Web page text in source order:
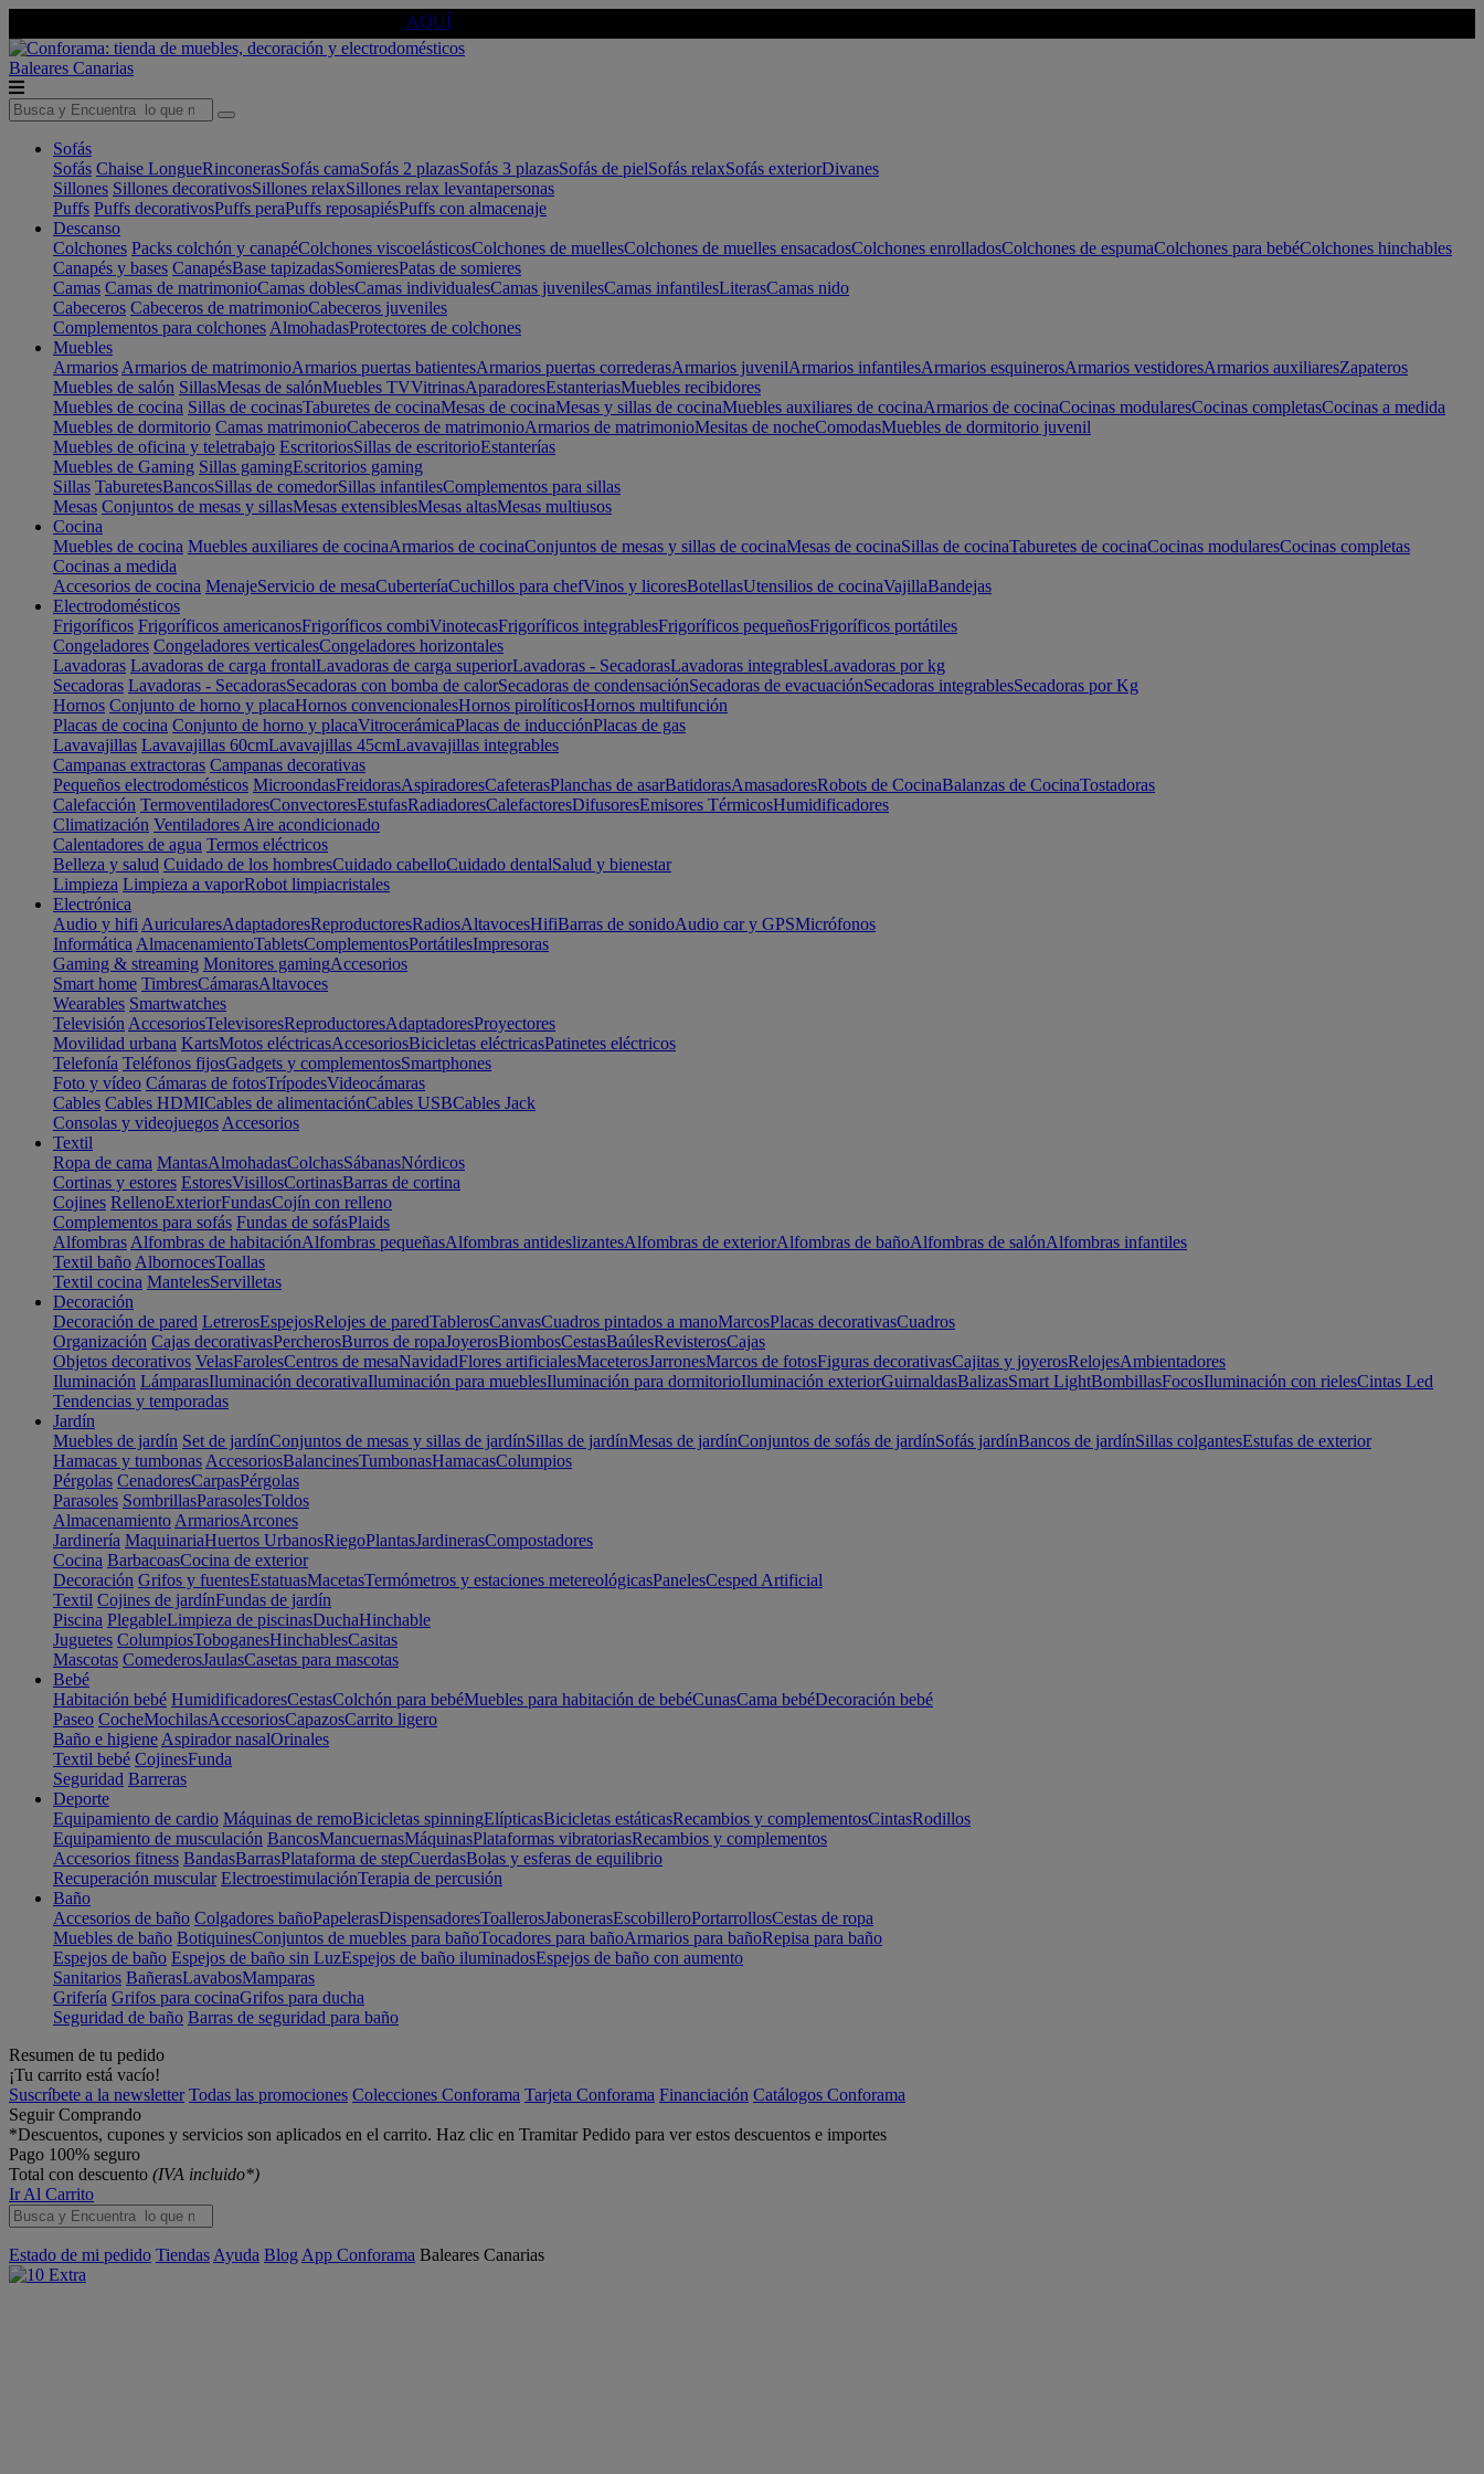
AQUÍ
Baleares Canarias
Sofás
Sofás Chaise LongueRinconerasSofás camaSofás 2 plazasSofás 3 plazasSofás de pielSofás relaxSofás exteriorDivanes
Sillones Sillones decorativosSillones relaxSillones relax levantapersonas
Puffs Puffs decorativosPuffs peraPuffs reposapiésPuffs con almacenaje
Descanso
Colchones Packs colchón y canapéColchones viscoelásticosColchones de muellesColchones de muelles ensacadosColchones enrolladosColchones de espumaColchones para bebéColchones hinchables
Canapés y bases CanapésBase tapizadasSomieresPatas de somieres
Camas Camas de matrimonioCamas doblesCamas individualesCamas juvenilesCamas infantilesLiterasCamas nido
Cabeceros Cabeceros de matrimonioCabeceros juveniles
Complementos para colchones AlmohadasProtectores de colchones
Muebles
Armarios Armarios de matrimonioArmarios puertas batientesArmarios puertas correderasArmarios juvenilArmarios infantilesArmarios esquinerosArmarios vestidoresArmarios auxiliaresZapateros
Muebles de salón SillasMesas de salónMuebles TVVitrinasAparadoresEstanteriasMuebles recibidores
Muebles de cocina Sillas de cocinasTaburetes de cocinaMesas de cocinaMesas y sillas de cocinaMuebles auxiliares de cocinaArmarios de cocinaCocinas modularesCocinas completasCocinas a medida
Muebles de dormitorio Camas matrimonioCabeceros de matrimonioArmarios de matrimonioMesitas de nocheComodasMuebles de dormitorio juvenil
Muebles de oficina y teletrabajo EscritoriosSillas de escritorioEstanterías
Muebles de Gaming Sillas gamingEscritorios gaming
Sillas TaburetesBancosSillas de comedorSillas infantilesComplementos para sillas
Mesas Conjuntos de mesas y sillasMesas extensiblesMesas altasMesas multiusos
Cocina
Muebles de cocina Muebles auxiliares de cocinaArmarios de cocinaConjuntos de mesas y sillas de cocinaMesas de cocinaSillas de cocinaTaburetes de cocinaCocinas modularesCocinas completas
Cocinas a medida
Accesorios de cocina MenajeServicio de mesaCuberteríaCuchillos para chefVinos y licoresBotellasUtensilios de cocinaVajillaBandejas
Electrodomésticos
Frigoríficos Frigoríficos americanosFrigoríficos combiVinotecasFrigoríficos integrablesFrigoríficos pequeñosFrigoríficos portátiles
Congeladores Congeladores verticalesCongeladores horizontales
Lavadoras Lavadoras de carga frontalLavadoras de carga superiorLavadoras - SecadorasLavadoras integrablesLavadoras por kg
Secadoras Lavadoras - SecadorasSecadoras con bomba de calorSecadoras de condensaciónSecadoras de evacuaciónSecadoras integrablesSecadoras por Kg
Hornos Conjunto de horno y placaHornos convencionalesHornos pirolíticosHornos multifunción
Placas de cocina Conjunto de horno y placaVitrocerámicaPlacas de inducciónPlacas de gas
Lavavajillas Lavavajillas 60cmLavavajillas 45cmLavavajillas integrables
Campanas extractoras Campanas decorativas
Pequeños electrodomésticos MicroondasFreidorasAspiradoresCafeterasPlanchas de asarBatidorasAmasadoresRobots de CocinaBalanzas de CocinaTostadoras
Calefacción TermoventiladoresConvectoresEstufasRadiadoresCalefactoresDifusoresEmisores TérmicosHumidificadores
Climatización Ventiladores Aire acondicionado
Calentadores de agua Termos eléctricos
Belleza y salud Cuidado de los hombresCuidado cabelloCuidado dentalSalud y bienestar
Limpieza Limpieza a vaporRobot limpiacristales
Electrónica
Audio y hifi AuricularesAdaptadoresReproductoresRadiosAltavocesHifiBarras de sonidoAudio car y GPSMicrófonos
Informática AlmacenamientoTabletsComplementosPortátilesImpresoras
Gaming & streaming Monitores gamingAccesorios
Smart home TimbresCámarasAltavoces
Wearables Smartwatches
Televisión AccesoriosTelevisoresReproductoresAdaptadoresProyectores
Movilidad urbana KartsMotos eléctricasAccesoriosBicicletas eléctricasPatinetes eléctricos
Telefonía Teléfonos fijosGadgets y complementosSmartphones
Foto y vídeo Cámaras de fotosTrípodesVideocámaras
Cables Cables HDMICables de alimentaciónCables USBCables Jack
Consolas y videojuegos Accesorios
Textil
Ropa de cama MantasAlmohadasColchasSábanasNórdicos
Cortinas y estores EstoresVisillosCortinasBarras de cortina
Cojines RellenoExteriorFundasCojín con relleno
Complementos para sofás Fundas de sofásPlaids
Alfombras Alfombras de habitaciónAlfombras pequeñasAlfombras antideslizantesAlfombras de exteriorAlfombras de bañoAlfombras de salónAlfombras infantiles
Textil baño AlbornocesToallas
Textil cocina MantelesServilletas
Decoración
Decoración de pared LetrerosEspejosRelojes de paredTablerosCanvasCuadros pintados a manoMarcosPlacas decorativasCuadros
Organización Cajas decorativasPercherosBurros de ropaJoyerosBiombosCestasBaúlesRevisterosCajas
Objetos decorativos VelasFarolesCentros de mesaNavidadFlores artificialesMaceterosJarronesMarcos de fotosFiguras decorativasCajitas y joyerosRelojesAmbientadores
Iluminación LámparasIluminación decorativaIluminación para mueblesIluminación para dormitorioIluminación exteriorGuirnaldasBalizasSmart LightBombillasFocosIluminación con rielesCintas Led
Tendencias y temporadas
Jardín
Muebles de jardín Set de jardínConjuntos de mesas y sillas de jardínSillas de jardínMesas de jardínConjuntos de sofás de jardínSofás jardínBancos de jardínSillas colgantesEstufas de exterior
Hamacas y tumbonas AccesoriosBalancinesTumbonasHamacasColumpios
Pérgolas CenadoresCarpasPérgolas
Parasoles SombrillasParasolesToldos
Almacenamiento ArmariosArcones
Jardinería MaquinariaHuertos UrbanosRiegoPlantasJardinerasCompostadores
Cocina BarbacoasCocina de exterior
Decoración Grifos y fuentesEstatuasMacetasTermómetros y estaciones metereológicasPanelesCesped Artificial
Textil Cojines de jardínFundas de jardín
Piscina PlegableLimpieza de piscinasDuchaHinchable
Juguetes ColumpiosToboganesHinchablesCasitas
Mascotas ComederosJaulasCasetas para mascotas
Bebé
Habitación bebé HumidificadoresCestasColchón para bebéMuebles para habitación de bebéCunasCama bebéDecoración bebé
Paseo CocheMochilasAccesoriosCapazosCarrito ligero
Baño e higiene Aspirador nasalOrinales
Textil bebé CojinesFunda
Seguridad Barreras
Deporte
Equipamiento de cardio Máquinas de remoBicicletas spinningElípticasBicicletas estáticasRecambios y complementosCintasRodillos
Equipamiento de musculación BancosMancuernasMáquinasPlataformas vibratoriasRecambios y complementos
Accesorios fitness BandasBarrasPlataforma de stepCuerdasBolas y esferas de equilibrio
Recuperación muscular ElectroestimulaciónTerapia de percusión
Baño
Accesorios de baño Colgadores bañoPapelerasDispensadoresToallerosJabonerasEscobilleroPortarrollosCestas de ropa
Muebles de baño BotiquinesConjuntos de muebles para bañoTocadores para bañoArmarios para bañoRepisa para baño
Espejos de baño Espejos de baño sin LuzEspejos de baño iluminadosEspejos de baño con aumento
Sanitarios BañerasLavabosMamparas
Grifería Grifos para cocinaGrifos para ducha
Seguridad de baño Barras de seguridad para baño
Resumen de tu pedido
¡Tu carrito está vacío!
Suscríbete a la newsletter Todas las promociones Colecciones Conforama Tarjeta Conforama Financiación Catálogos Conforama
Seguir Comprando
*Descuentos, cupones y servicios son aplicados en el carrito. Haz clic en Tramitar Pedido para ver estos descuentos e importes
Pago 100% seguro
Total con descuento (IVA incluido*)
Ir Al Carrito
Estado de mi pedido Tiendas Ayuda Blog App Conforama Baleares Canarias